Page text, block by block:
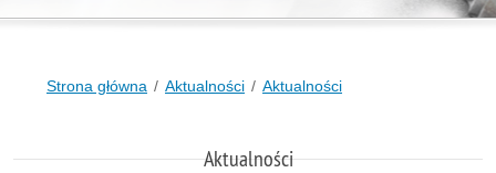
Strona główna Aktualności Aktualności
Aktualności